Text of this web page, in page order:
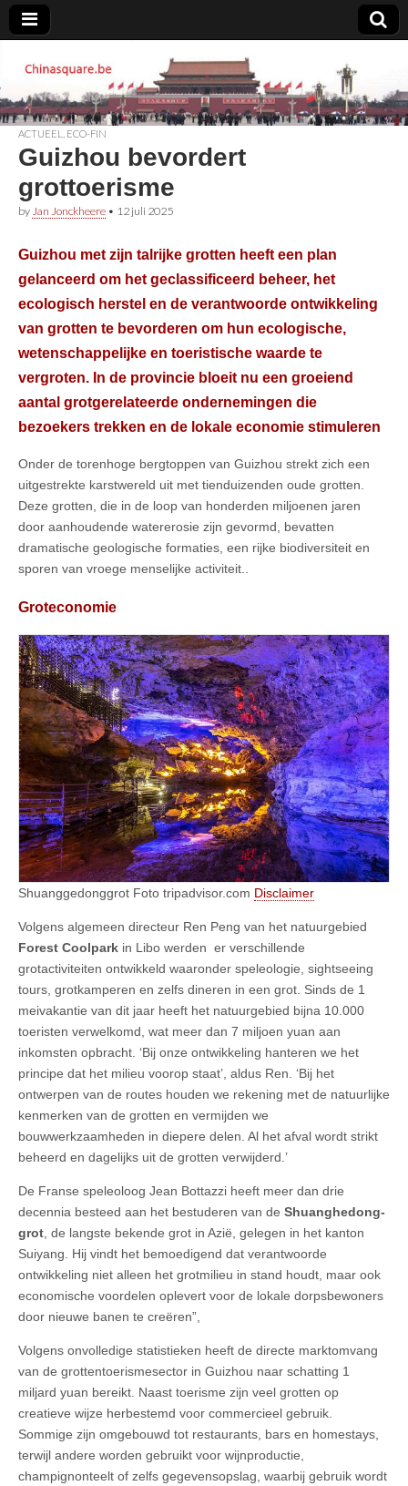
Chinasquare.be
ACTUEEL ECO-FIN
Guizhou bevordert
grottoerisme
by Jan Jonckheere • 12 juli 2025
Guizhou met zijn talrijke grotten heeft een plan
gelanceerd om het geclassificeerd beheer, het
ecologisch herstel en de verantwoorde ontwikkeling
van grotten te bevorderen om hun ecologische,
wetenschappelijke en toeristische waarde te
vergroten. In de provincie bloeit nu een groeiend
aantal grotgerelateerde ondernemingen die
bezoekers trekken en de lokale economie stimuleren
Onder de torenhoge bergtoppen van Guizhou strekt zich een
uitgestrekte karstwereld uit met tienduizenden oude grotten.
Deze grotten, die in de loop van honderden miljoenen jaren
door aanhoudende watererosie zijn gevormd, bevatten
dramatische geologische formaties, een rijke biodiversiteit en
sporen van vroege menselijke activiteit..
Groteconomie
Shuanggedonggrot Foto tripadvisor.com Disclaimer
Volgens algemeen directeur Ren Peng van het natuurgebied
Forest Coolpark in Libo werden er verschillende
grotactiviteiten ontwikkeld waaronder speleologie, sightseeing
tours, grotkamperen en zelfs dineren in een grot. Sinds de 1
meivakantie van dit jaar heeft het natuurgebied bijna 10.000
toeristen verwelkomd, wat meer dan 7 miljoen yuan aan
inkomsten opbracht. ‘Bij onze ontwikkeling hanteren we het
principe dat het milieu voorop staat’, aldus Ren. ‘Bij het
ontwerpen van de routes houden we rekening met de natuurlijke
kenmerken van de grotten en vermijden we
bouwwerkzaamheden in diepere delen. Al het afval wordt strikt
beheerd en dagelijks uit de grotten verwijderd.’
De Franse speleoloog Jean Bottazzi heeft meer dan drie
decennia besteed aan het bestuderen van de Shuanghedong-
grot, de langste bekende grot in Azië, gelegen in het kanton
Suiyang. Hij vindt het bemoedigend dat verantwoorde
ontwikkeling niet alleen het grotmilieu in stand houdt, maar ook
economische voordelen oplevert voor de lokale dorpsbewoners
door nieuwe banen te creëren”,
Volgens onvolledige statistieken heeft de directe marktomvang
van de grottentoerismesector in Guizhou naar schatting 1
miljard yuan bereikt. Naast toerisme zijn veel grotten op
creatieve wijze herbestemd voor commercieel gebruik.
Sommige zijn omgebouwd tot restaurants, bars en homestays,
terwijl andere worden gebruikt voor wijnproductie,
champignonteelt of zelfs gegevensopslag, waarbij gebruik wordt